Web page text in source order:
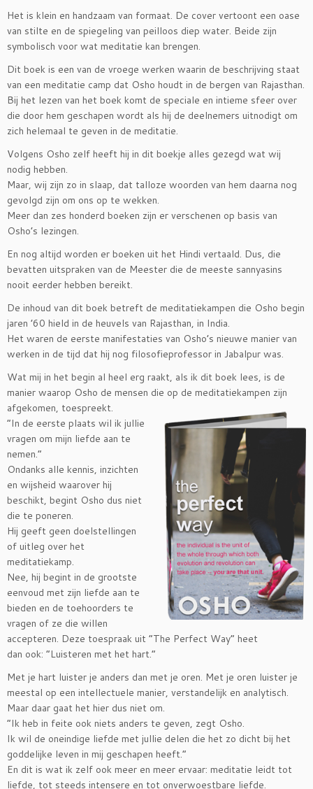
Het is klein en handzaam van formaat. De cover vertoont een oase
van stilte en de spiegeling van peilloos diep water. Beide zijn
symbolisch voor wat meditatie kan brengen.
Dit boek is een van de vroege werken waarin de beschrijving staat
van een meditatie camp dat Osho houdt in de bergen van Rajasthan.
Bij het lezen van het boek komt de speciale en intieme sfeer over
die door hem geschapen wordt als hij de deelnemers uitnodigt om
zich helemaal te geven in de meditatie.
Volgens Osho zelf heeft hij in dit boekje alles gezegd wat wij
nodig hebben.
Maar, wij zijn zo in slaap, dat talloze woorden van hem daarna nog
gevolgd zijn om ons op te wekken.
Meer dan zes honderd boeken zijn er verschenen op basis van
Osho’s lezingen.
En nog altijd worden er boeken uit het Hindi vertaald. Dus, die
bevatten uitspraken van de Meester die de meeste sannyasins
nooit eerder hebben bereikt.
De inhoud van dit boek betreft de meditatiekampen die Osho begin
jaren ’60 hield in de heuvels van Rajasthan, in India.
Het waren de eerste manifestaties van Osho’s nieuwe manier van
werken in de tijd dat hij nog filosofieprofessor in Jabalpur was.
Wat mij in het begin al heel erg raakt, als ik dit boek lees, is de
manier waarop Osho de mensen die op de meditatiekampen zijn
afgekomen, toespreekt.
“In de eerste plaats wil ik jullie
vragen om mijn liefde aan te
nemen.”
Ondanks alle kennis, inzichten
en wijsheid waarover hij
beschikt, begint Osho dus niet
die te poneren.
Hij geeft geen doelstellingen
of uitleg over het
meditatiekamp.
Nee, hij begint in de grootste
eenvoud met zijn liefde aan te
bieden en de toehoorders te
vragen of ze die willen
accepteren. Deze toespraak uit “The Perfect Way” heet
dan ook: “Luisteren met het hart.”
Met je hart luister je anders dan met je oren. Met je oren luister je
meestal op een intellectuele manier, verstandelijk en analytisch.
Maar daar gaat het hier dus niet om.
“Ik heb in feite ook niets anders te geven, zegt Osho.
Ik wil de oneindige liefde met jullie delen die het zo dicht bij het
goddelijke leven in mij geschapen heeft.”
En dit is wat ik zelf ook meer en meer ervaar: meditatie leidt tot
liefde, tot steeds intensere en tot onverwoestbare liefde.